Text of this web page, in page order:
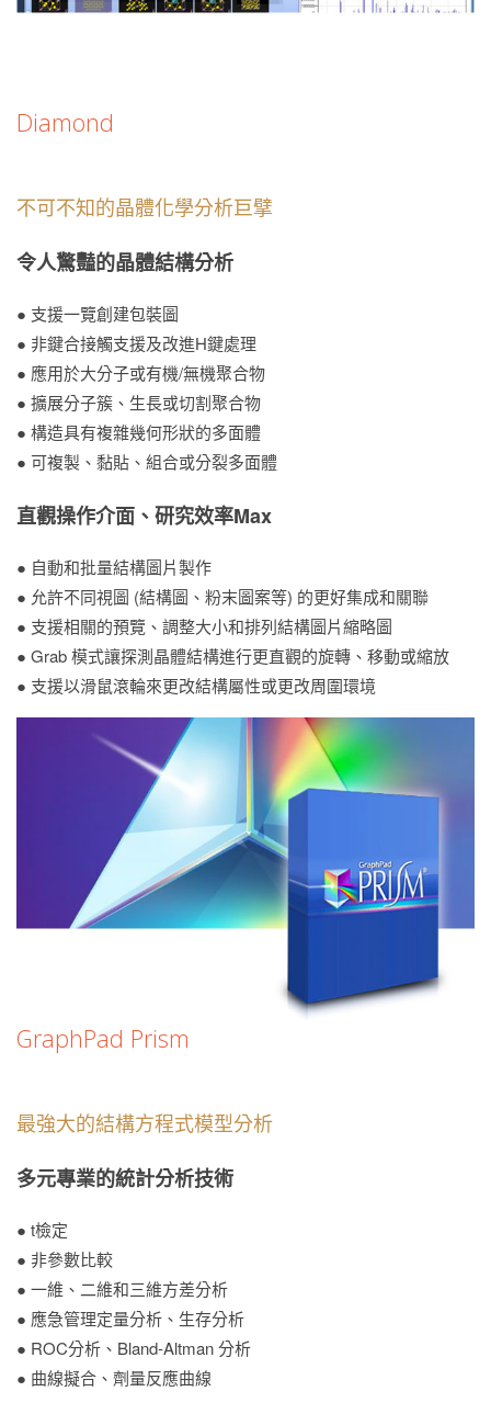
Diamond
不可不知的晶體化學分析巨擘
令人驚豔的晶體結構分析
● 支援一覽創建包裝圖
● 非鍵合接觸支援及改進H鍵處理
● 應用於大分子或有機/無機聚合物
● 擴展分子簇、生長或切割聚合物
● 構造具有複雜幾何形狀的多面體
● 可複製、黏貼、組合或分裂多面體
直觀操作介面、研究效率Max
● 自動和批量結構圖片製作
● 允許不同視圖 (結構圖、粉末圖案等) 的更好集成和關聯
● 支援相關的預覽、調整大小和排列結構圖片縮略圖
● Grab 模式讓探測晶體結構進行更直觀的旋轉、移動或縮放
● 支援以滑鼠滾輪來更改結構屬性或更改周圍環境
GraphPad Prism
最強大的結構方程式模型分析
多元專業的統計分析技術
● t檢定
● 非參數比較
● 一維、二維和三維方差分析
● 應急管理定量分析、生存分析
● ROC分析、Bland-Altman 分析
● 曲線擬合、劑量反應曲線